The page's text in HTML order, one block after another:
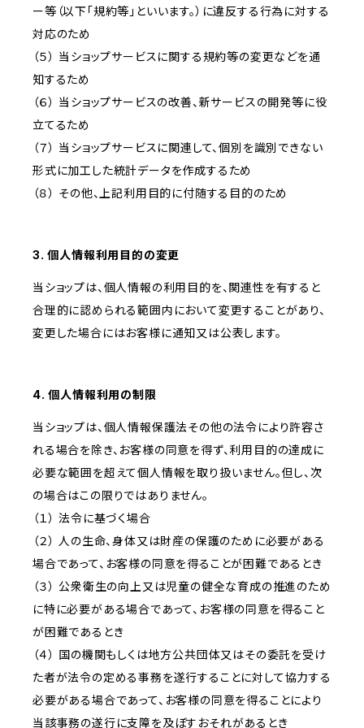
ー等（以下「規約等」といいます。）に違反する行為に対する
対応のため
（５） 当ショップサービスに関する規約等の変更などを通
知するため
（６） 当ショップサービスの改善、新サービスの開発等に役
立てるため
（７） 当ショップサービスに関連して、個別を識別できない
形式に加工した統計データを作成するため
（８） その他、上記利用目的に付随する目的のため
3. 個人情報利用目的の変更
当ショップは、個人情報の利用目的を、関連性を有すると
合理的に認められる範囲内において変更することがあり、
変更した場合にはお客様に通知又は公表します。
4. 個人情報利用の制限
当ショップは、個人情報保護法その他の法令により許容さ
れる場合を除き、お客様の同意を得ず、利用目的の達成に
必要な範囲を超えて個人情報を取り扱いません。但し、次
の場合はこの限りではありません。
（１） 法令に基づく場合
（２） 人の生命、身体又は財産の保護のために必要がある
場合であって、お客様の同意を得ることが困難であるとき
（３） 公衆衛生の向上又は児童の健全な育成の推進のため
に特に必要がある場合であって、お客様の同意を得ること
が困難であるとき
（４） 国の機関もしくは地方公共団体又はその委託を受け
た者が法令の定める事務を遂行することに対して協力する
必要がある場合であって、お客様の同意を得ることにより
当該事務の遂行に支障を及ぼすおそれがあるとき